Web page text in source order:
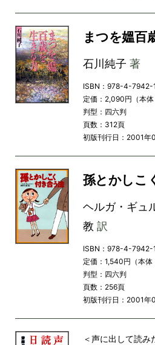
まつを媼百
石川純子 著
ISBN：978-4-7942-
定価：2,090円（本体
判型：四六判
頁数：312頁
初版刊行日：2001年
孫とかしこ
ヘルガ・ギュ
教 訳
ISBN：978-4-
定価：1,540円（本体
判型：四六判
頁数：256頁
初版刊行日：2001年
＜声に出して読み